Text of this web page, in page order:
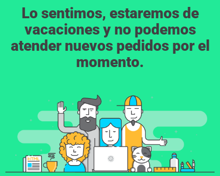
Lo sentimos, estaremos de
vacaciones y no podemos
atender nuevos pedidos por el
momento.